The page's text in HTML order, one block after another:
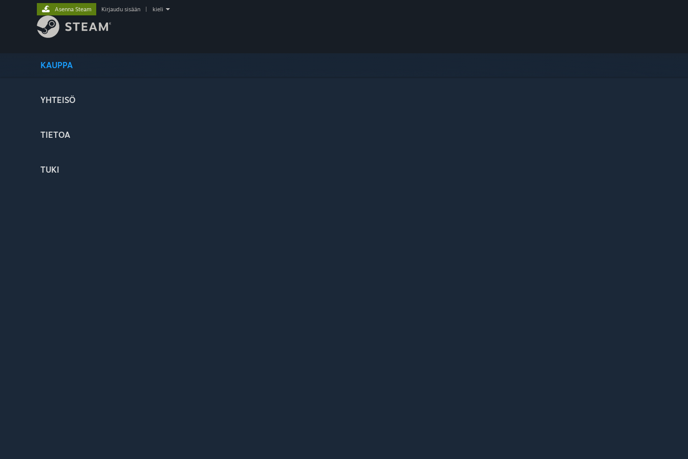
KAUPPA
YHTEISÖ
TIETOA
TUKI
Asenna Steam Kirjaudu sisään kieli